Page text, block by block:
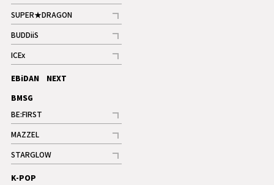
記事
SUPER★DRAGON
記事
BUDDiiS
記事
ICEx
記事
EBiDAN NEXT
BMSG
BE:FIRST
記事
ギャラリー
MAZZEL
記事
ギャラリー
STARGLOW
記事
K-POP